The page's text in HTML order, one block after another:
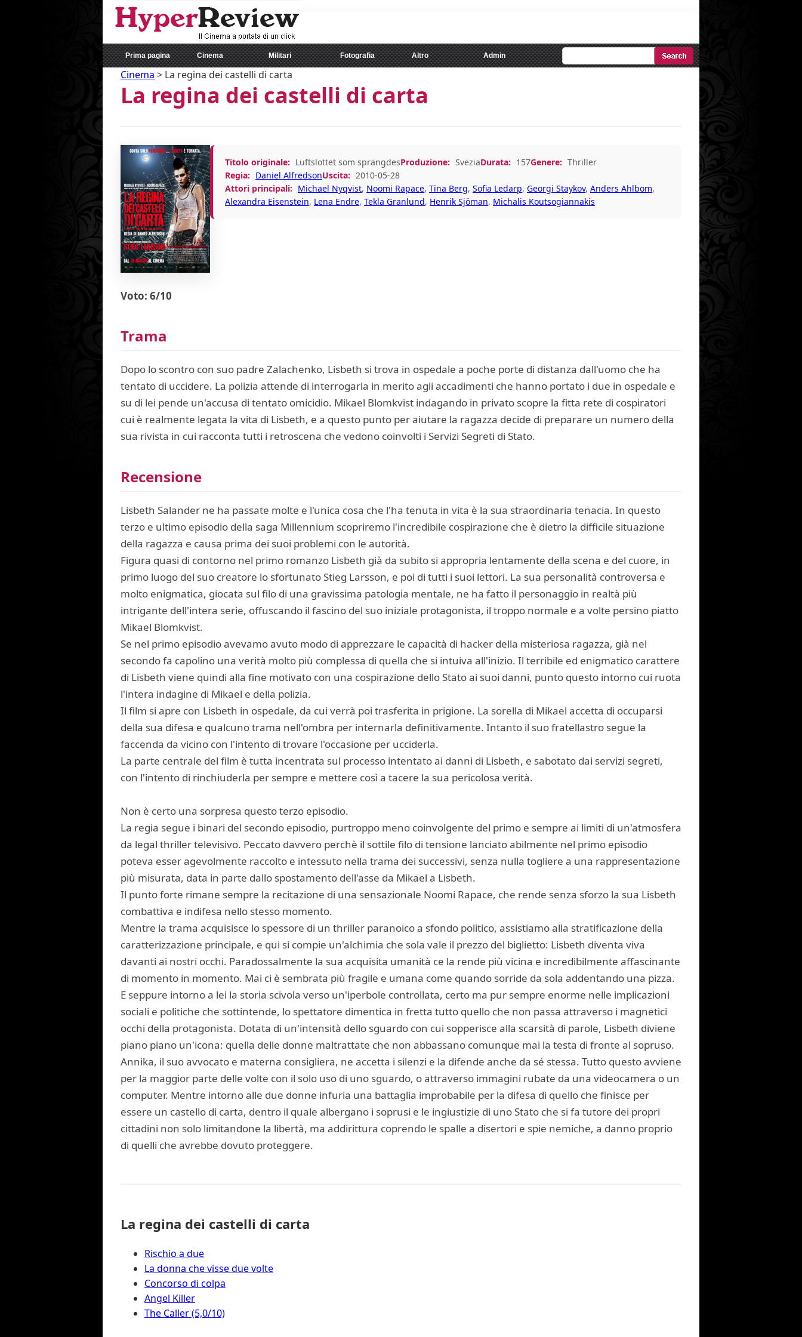
Prima pagina Cinema Militari Fotografia Altro Admin
Cinema > La regina dei castelli di carta
La regina dei castelli di carta
Titolo originale: Luftslottet som sprängdesProduzione: SveziaDurata: 157Genere: Thriller
Regia: Daniel AlfredsonUscita: 2010-05-28
Attori principali: Michael Nyqvist, Noomi Rapace, Tina Berg, Sofia Ledarp, Georgi Staykov, Anders Ahlbom,
Alexandra Eisenstein, Lena Endre, Tekla Granlund, Henrik Sjöman, Michalis Koutsogiannakis
Voto: 6/10
Trama
Dopo lo scontro con suo padre Zalachenko, Lisbeth si trova in ospedale a poche porte di distanza dall'uomo che ha
tentato di uccidere. La polizia attende di interrogarla in merito agli accadimenti che hanno portato i due in ospedale e
su di lei pende un'accusa di tentato omicidio. Mikael Blomkvist indagando in privato scopre la fitta rete di cospiratori
cui è realmente legata la vita di Lisbeth, e a questo punto per aiutare la ragazza decide di preparare un numero della
sua rivista in cui racconta tutti i retroscena che vedono coinvolti i Servizi Segreti di Stato.
Recensione
Lisbeth Salander ne ha passate molte e l'unica cosa che l'ha tenuta in vita è la sua straordinaria tenacia. In questo
terzo e ultimo episodio della saga Millennium scopriremo l'incredibile cospirazione che è dietro la difficile situazione
della ragazza e causa prima dei suoi problemi con le autorità.
Figura quasi di contorno nel primo romanzo Lisbeth già da subito si appropria lentamente della scena e del cuore, in
primo luogo del suo creatore lo sfortunato Stieg Larsson, e poi di tutti i suoi lettori. La sua personalità controversa e
molto enigmatica, giocata sul filo di una gravissima patologia mentale, ne ha fatto il personaggio in realtà più
intrigante dell'intera serie, offuscando il fascino del suo iniziale protagonista, il troppo normale e a volte persino piatto
Mikael Blomkvist.
Se nel primo episodio avevamo avuto modo di apprezzare le capacità di hacker della misteriosa ragazza, già nel
secondo fa capolino una verità molto più complessa di quella che si intuiva all'inizio. Il terribile ed enigmatico carattere
di Lisbeth viene quindi alla fine motivato con una cospirazione dello Stato ai suoi danni, punto questo intorno cui ruota
l'intera indagine di Mikael e della polizia.
Il film si apre con Lisbeth in ospedale, da cui verrà poi trasferita in prigione. La sorella di Mikael accetta di occuparsi
della sua difesa e qualcuno trama nell'ombra per internarla definitivamente. Intanto il suo fratellastro segue la
faccenda da vicino con l'intento di trovare l'occasione per ucciderla.
La parte centrale del film è tutta incentrata sul processo intentato ai danni di Lisbeth, e sabotato dai servizi segreti,
con l'intento di rinchiuderla per sempre e mettere così a tacere la sua pericolosa verità.
Non è certo una sorpresa questo terzo episodio.
La regia segue i binari del secondo episodio, purtroppo meno coinvolgente del primo e sempre ai limiti di un'atmosfera
da legal thriller televisivo. Peccato davvero perchè il sottile filo di tensione lanciato abilmente nel primo episodio
poteva esser agevolmente raccolto e intessuto nella trama dei successivi, senza nulla togliere a una rappresentazione
più misurata, data in parte dallo spostamento dell'asse da Mikael a Lisbeth.
Il punto forte rimane sempre la recitazione di una sensazionale Noomi Rapace, che rende senza sforzo la sua Lisbeth
combattiva e indifesa nello stesso momento.
Mentre la trama acquisisce lo spessore di un thriller paranoico a sfondo politico, assistiamo alla stratificazione della
caratterizzazione principale, e qui si compie un'alchimia che sola vale il prezzo del biglietto: Lisbeth diventa viva
davanti ai nostri occhi. Paradossalmente la sua acquisita umanità ce la rende più vicina e incredibilmente affascinante
di momento in momento. Mai ci è sembrata più fragile e umana come quando sorride da sola addentando una pizza.
E seppure intorno a lei la storia scivola verso un'iperbole controllata, certo ma pur sempre enorme nelle implicazioni
sociali e politiche che sottintende, lo spettatore dimentica in fretta tutto quello che non passa attraverso i magnetici
occhi della protagonista. Dotata di un'intensità dello sguardo con cui sopperisce alla scarsità di parole, Lisbeth diviene
piano piano un'icona: quella delle donne maltrattate che non abbassano comunque mai la testa di fronte al sopruso.
Annika, il suo avvocato e materna consigliera, ne accetta i silenzi e la difende anche da sé stessa. Tutto questo avviene
per la maggior parte delle volte con il solo uso di uno sguardo, o attraverso immagini rubate da una videocamera o un
computer. Mentre intorno alle due donne infuria una battaglia improbabile per la difesa di quello che finisce per
essere un castello di carta, dentro il quale albergano i soprusi e le ingiustizie di uno Stato che si fa tutore dei propri
cittadini non solo limitandone la libertà, ma addirittura coprendo le spalle a disertori e spie nemiche, a danno proprio
di quelli che avrebbe dovuto proteggere.
La regina dei castelli di carta
Rischio a due
La donna che visse due volte
Concorso di colpa
Angel Killer
The Caller (5,0/10)